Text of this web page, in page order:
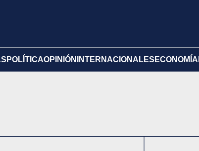
POLÍTICAOPINIÓN INTERNACIONALES ECONOMÍA